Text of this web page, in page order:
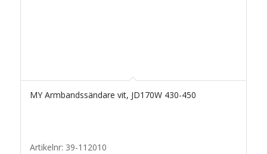
MY Armbandssändare vit, JD170W 430-450
Artikelnr: 39-112010